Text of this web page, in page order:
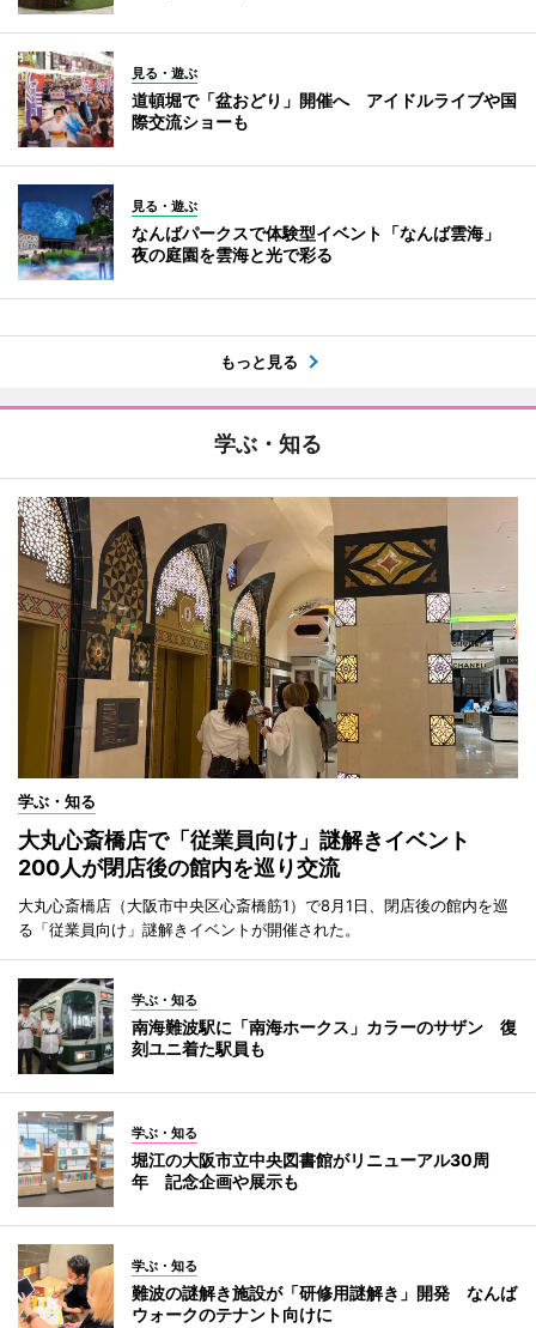
見る・遊ぶ
道頓堀で「盆おどり」開催へ アイドルライブや国
際交流ショーも
見る・遊ぶ
なんばパークスで体験型イベント「なんば雲海」
夜の庭園を雲海と光で彩る
もっと見る
学ぶ・知る
学ぶ・知る
大丸心斎橋店で「従業員向け」謎解きイベント
200人が閉店後の館内を巡り交流
大丸心斎橋店（大阪市中央区心斎橋筋1）で8月1日、閉店後の館内を巡
る「従業員向け」謎解きイベントが開催された。
学ぶ・知る
南海難波駅に「南海ホークス」カラーのサザン 復
刻ユニ着た駅員も
学ぶ・知る
堀江の大阪市立中央図書館がリニューアル30周
年 記念企画や展示も
学ぶ・知る
難波の謎解き施設が「研修用謎解き」開発 なんば
ウォークのテナント向けに